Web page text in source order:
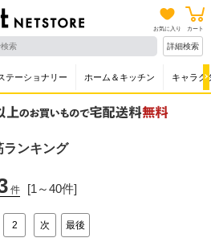
お気に入り カート
詳細検索
テーショナリー ホーム＆キッチン キャラク
ランキング
件 [1～40件]
2 次 最後